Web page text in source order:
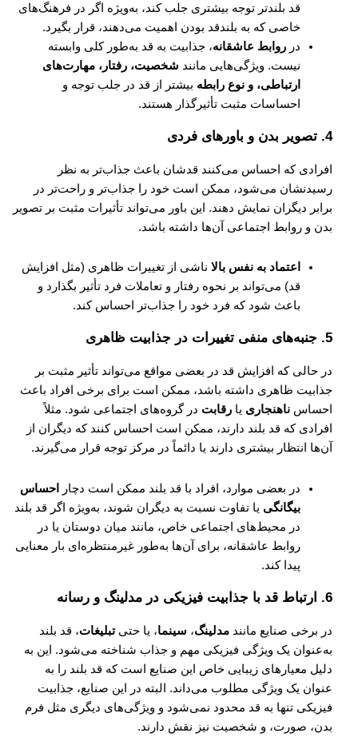
قد بلندتر توجه بیشتری جلب کند، به‌ویژه اگر در فرهنگ‌های
خاصی که به بلندقد بودن اهمیت می‌دهند، قرار بگیرد.
در روابط عاشقانه، جذابیت به قد به‌طور کلی وابسته
نیست. ویژگی‌هایی مانندشخصیت، رفتار، مهارت‌های
ارتباطی، و نوع رابطهبیشتر از قد در جلب توجه و
احساسات مثبت تأثیرگذار هستند.
4. تصویر بدن و باورهای فردی
افرادی که احساس می‌کنند قدشان باعث جذاب‌تر به نظر
رسیدنشان می‌شود، ممکن است خود را جذاب‌تر و راحت‌تر در
برابر دیگران نمایش دهند. این باور می‌تواند تأثیرات مثبت بر تصویر
بدن و روابط اجتماعی آن‌ها داشته باشد.
اعتماد به نفس بالاناشی از تغییرات ظاهری (مثل افزایش
قد) می‌تواند بر نحوه رفتار و تعاملات فرد تأثیر بگذارد و
باعث شود که فرد خود را جذاب‌تر احساس کند.
5. جنبه‌های منفی تغییرات در جذابیت ظاهری
در حالی که افزایش قد در بعضی مواقع می‌تواند تأثیر مثبت بر
جذابیت ظاهری داشته باشد، ممکن است برای برخی افراد باعث
احساس ناهنجارییارقابتدر گروه‌های اجتماعی شود. مثلاً
افرادی که قد بلند دارند، ممکن است احساس کنند که دیگران از
آن‌ها انتظار بیشتری دارند یا دائماً در مرکز توجه قرار می‌گیرند.
در بعضی موارد، افراد با قد بلند ممکن است دچار احساس
بیگانگییا تفاوت نسبت به دیگران شوند، به‌ویژه اگر قد بلند
در محیط‌های اجتماعی خاص، مانند میان دوستان یا در
روابط عاشقانه، برای آن‌ها به‌طور غیرمنتظره‌ای بار معنایی
پیدا کند.
6. ارتباط قد با جذابیت فیزیکی در مدلینگ و رسانه
در برخی صنایع مانندمدلینگ،سینما، یا حتی تبلیغات، قد بلند
به‌عنوان یک ویژگی فیزیکی مهم و جذاب شناخته می‌شود. این به
دلیل معیارهای زیبایی خاص این صنایع است که قد بلند را به
عنوان یک ویژگی مطلوب می‌داند. البته در این صنایع، جذابیت
فیزیکی تنها به قد محدود نمی‌شود و ویژگی‌های دیگری مثل فرم
بدن، صورت، و شخصیت نیز نقش دارند.